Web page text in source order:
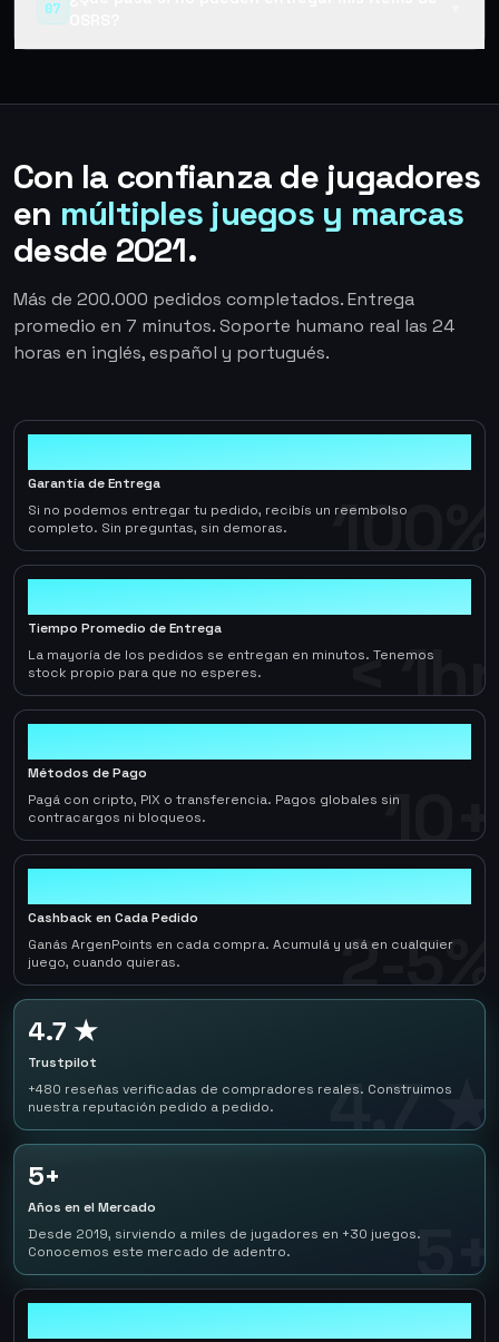
07
OSRS?
Con la confianza de jugadores
en múltiples juegos y marcas
desde 2021.
Más de 200.000 pedidos completados. Entrega
promedio en 7 minutos. Soporte humano real las 24
horas en inglés, español y portugués.
100%
Garantía de Entrega
Si no podemos entregar tu pedido, recibís un reembolso
completo. Sin preguntas, sin demoras.
< 1hr
Tiempo Promedio de Entrega
La mayoría de los pedidos se entregan en minutos. Tenemos
stock propio para que no esperes.
10+
Métodos de Pago
Pagá con cripto, PIX o transferencia. Pagos globales sin
contracargos ni bloqueos.
2-5%
Cashback en Cada Pedido
Ganás ArgenPoints en cada compra. Acumulá y usá en cualquier
juego, cuando quieras.
4.7 ★
4.7 ★
Trustpilot
+480 reseñas verificadas de compradores reales. Construimos
nuestra reputación pedido a pedido.
5+
5+
Años en el Mercado
Desde 2019, sirviendo a miles de jugadores en +30 juegos.
Conocemos este mercado de adentro.